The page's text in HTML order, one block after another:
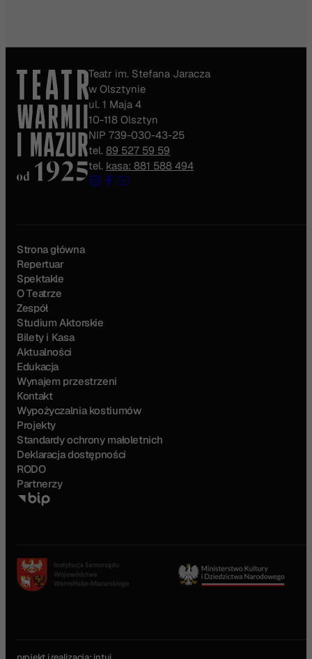
Teatr im. Stefana Jaracza
w Olsztynie
ul. 1 Maja 4
10-118 Olsztyn
NIP 739-030-43-25
tel. 89 527 59 59
tel. kasa: 881 588 494
Strona główna
Repertuar
Spektakle
O Teatrze
Zespół
Studium Aktorskie
Bilety i Kasa
Aktualności
Edukacja
Wynajem przestrzeni
Kontakt
Wypożyczalnia kostiumów
Projekty
Standardy ochrony małoletnich
Deklaracja dostępności
RODO
Partnerzy